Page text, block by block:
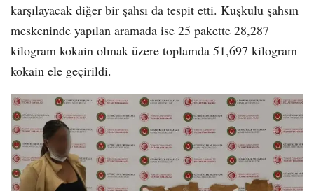
karşılayacak diğer bir şahsı da tespit etti. Kuşkulu şahsın
meskeninde yapılan aramada ise 25 pakette 28,287
kilogram kokain olmak üzere toplamda 51,697 kilogram
kokain ele geçirildi.